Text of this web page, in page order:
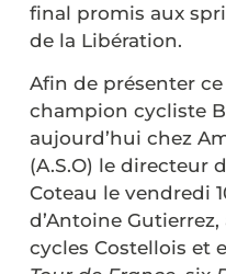
final promis aux
de la Libération.
Afin de présenter
champion cycliste
aujourd’hui chez
(A.S.O) le directeur
Coteau le vendredi
d’Antoine
cycles Costellois et